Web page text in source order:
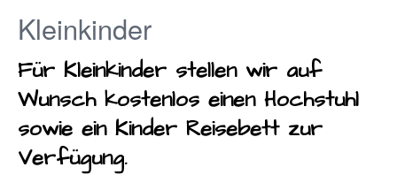
Kleinkinder
Für Kleinkinder stellen wir auf
Wunsch kostenlos einen Hochstuhl
sowie ein Kinder Reisebett zur
Verfügung.